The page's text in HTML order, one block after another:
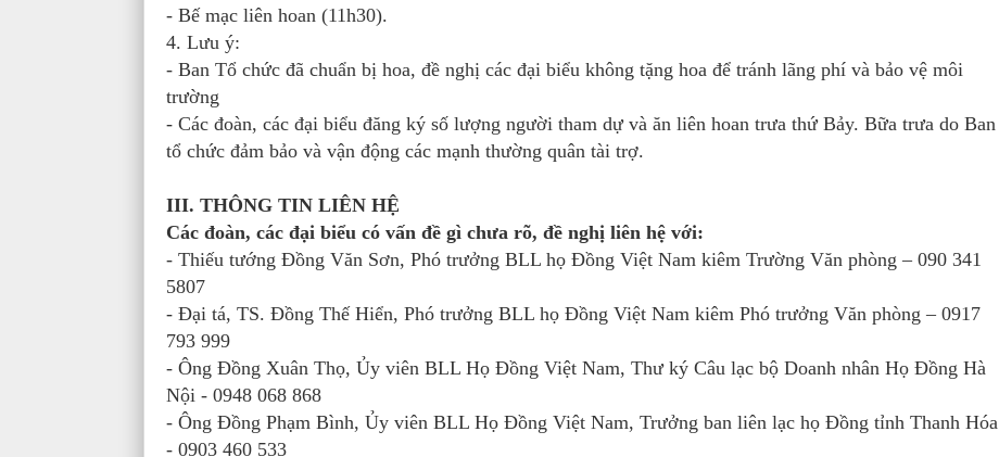
- Bế mạc liên hoan (11h30).
4. Lưu ý:
- Ban Tổ chức đã chuẩn bị hoa, đề nghị các đại biểu không tặng hoa để tránh lãng phí và bảo vệ môi
trường
- Các đoàn, các đại biểu đăng ký số lượng người tham dự và ăn liên hoan trưa thứ Bảy. Bữa trưa do Ban
tổ chức đảm bảo và vận động các mạnh thường quân tài trợ.
III. THÔNG TIN LIÊN HỆ
Các đoàn, các đại biểu có vấn đề gì chưa rõ, đề nghị liên hệ với:
- Thiếu tướng Đồng Văn Sơn, Phó trưởng BLL họ Đồng Việt Nam kiêm Trường Văn phòng – 090 341
5807
- Đại tá, TS. Đồng Thế Hiển, Phó trưởng BLL họ Đồng Việt Nam kiêm Phó trưởng Văn phòng – 0917
793 999
- Ông Đồng Xuân Thọ, Ủy viên BLL Họ Đồng Việt Nam, Thư ký Câu lạc bộ Doanh nhân Họ Đồng Hà
Nội - 0948 068 868
- Ông Đồng Phạm Bình, Ủy viên BLL Họ Đồng Việt Nam, Trưởng ban liên lạc họ Đồng tỉnh Thanh Hóa
- 0903 460 533